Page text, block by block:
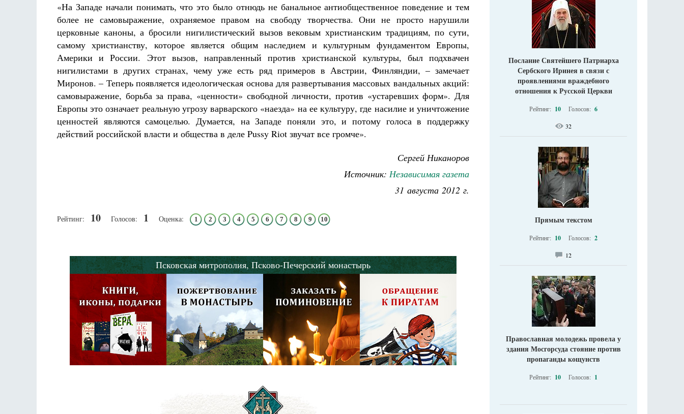
«На Западе начали понимать, что это было отнюдь не банальное антиобщественное поведение и тем
более не самовыражение, охраняемое правом на свободу творчества. Они не просто нарушили
церковные каноны, а бросили нигилистический вызов вековым христианским традициям, по сути,
самому христианству, которое является общим наследием и культурным фундаментом Европы,
Америки и России. Этот вызов, направленный против христианской культуры, был подхвачен
нигилистами в других странах, чему уже есть ряд примеров в Австрии, Финляндии, – замечает
Миронов. – Теперь появляется идеологическая основа для развертывания массовых вандальных акций:
самовыражение, борьба за права, «ценности» свободной личности, против «устаревших форм». Для
Европы это означает реальную угрозу варварского «наезда» на ее культуру, где насилие и уничтожение
ценностей являются самоцелью. Думается, на Западе поняли это, и потому голоса в поддержку
действий российской власти и общества в деле Pussy Riot звучат все громче».
Сергей Никаноров
Источник: Независимая газета
31 августа 2012 г.
Рейтинг: 10 Голосов: 1 Оценка: 1 2 3 4 5 6 7 8 9 10
Псковская митрополия, Псково-Печерский монастырь
Послание Святейшего Патриарха
Сербского Иринея в связи с
проявлениями враждебного
отношения к Русской Церкви
Рейтинг: 10 Голосов: 6
32
Прямым текстом
Рейтинг: 10 Голосов: 2
12
Православная молодежь провела у
здания Мосгорсуда стояние против
пропаганды кощунств
Рейтинг: 10 Голосов: 1